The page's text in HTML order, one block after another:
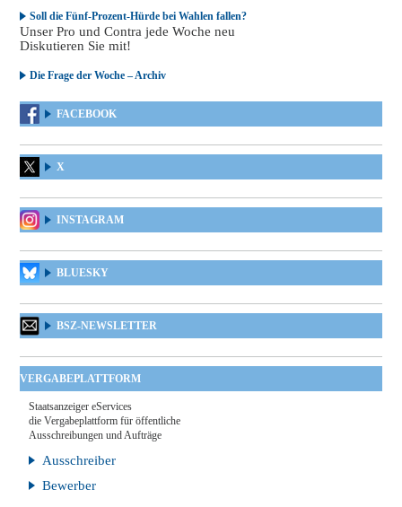
Soll die Fünf-Prozent-Hürde bei Wahlen fallen?
Unser Pro und Contra jede Woche neu
Diskutieren Sie mit!
Die Frage der Woche – Archiv
FACEBOOK
X
INSTAGRAM
BLUESKY
BSZ-NEWSLETTER
VERGABEPLATTFORM
Staatsanzeiger eServices
die Vergabeplattform für öffentliche
Ausschreibungen und Aufträge
Ausschreiber
Bewerber